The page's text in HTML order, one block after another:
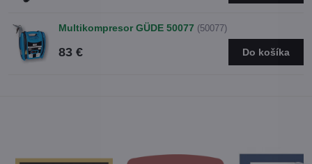
Multikompresor GÜDE 50077 (50077)
83 € Do košíka